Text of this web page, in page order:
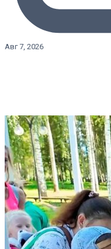
Авг 7, 2026